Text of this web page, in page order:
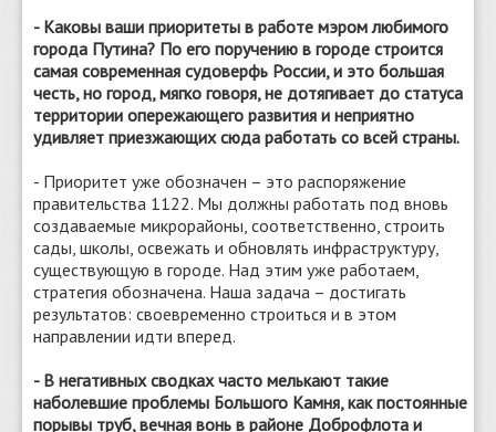
- Каковы ваши приоритеты в работе мэром любимого
города Путина? По его поручению в городе строится
самая современная судоверфь России, и это большая
честь, но город, мягко говоря, не дотягивает до статуса
территории опережающего развития и неприятно
удивляет приезжающих сюда работать со всей страны.
- Приоритет уже обозначен – это распоряжение
правительства 1122. Мы должны работать под вновь
создаваемые микрорайоны, соответственно, строить
сады, школы, освежать и обновлять инфраструктуру,
существующую в городе. Над этим уже работаем,
стратегия обозначена. Наша задача – достигать
результатов: своевременно строиться и в этом
направлении идти вперед.
- В негативных сводках часто мелькают такие
наболевшие проблемы Большого Камня, как постоянные
порывы труб, вечная вонь в районе Доброфлота и